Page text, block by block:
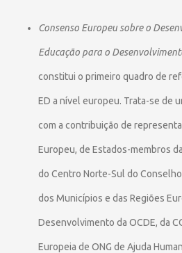
Consenso Europeu sobre o
Educação para o
constitui o primeiro quadro de
ED a nível europeu. Trata-se de
com a contribuição de
Europeu, de Estados-membros
do Centro Norte-Sul do
dos Municípios e das Regiões
Desenvolvimento da OCDE, da
Europeia de ONG de Ajuda